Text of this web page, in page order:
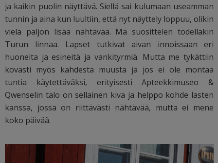
ja kaikin puolin näyttävä. Siellä sai kulumaan useamman
tunnin ja aina kun luultiin, että nyt näyttely loppuu, olikin
vielä paljon lisää nähtävää. Mä suosittelen todellakin
Turun linnaa. Lapset tutkivat aivan innoissaan eri
huoneita ja esineitä ja vankityrmiä. Mutta me tykättiin
kovasti myös kahdesta muusta ja jos ei ole montaa
tuntia käytettäväksi, erityisesti Apteekkimuseo &
Qwenselin talo on sellainen kiva ja helppo kohde lasten
kanssa, jossa on riittävästi nähtävää, mutta ei mene
koko päivää.